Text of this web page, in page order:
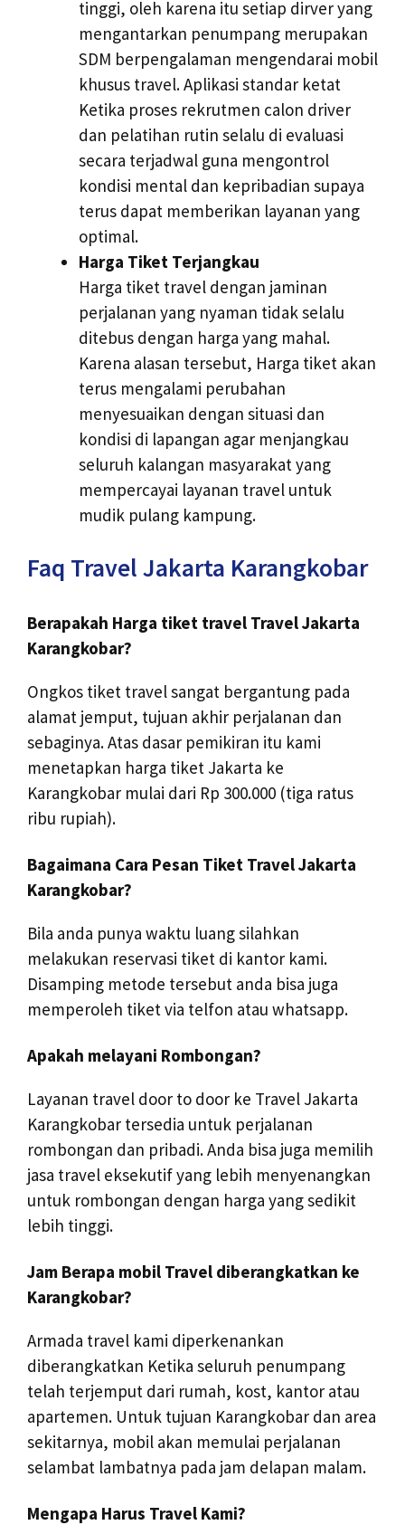
tinggi, oleh karena itu setiap dirver yang
mengantarkan penumpang merupakan
SDM berpengalaman mengendarai mobil
khusus travel. Aplikasi standar ketat
Ketika proses rekrutmen calon driver
dan pelatihan rutin selalu di evaluasi
secara terjadwal guna mengontrol
kondisi mental dan kepribadian supaya
terus dapat memberikan layanan yang
optimal.
Harga Tiket Terjangkau
Harga tiket travel dengan jaminan
perjalanan yang nyaman tidak selalu
ditebus dengan harga yang mahal.
Karena alasan tersebut, Harga tiket akan
terus mengalami perubahan
menyesuaikan dengan situasi dan
kondisi di lapangan agar menjangkau
seluruh kalangan masyarakat yang
mempercayai layanan travel untuk
mudik pulang kampung.
Faq Travel Jakarta Karangkobar
Berapakah Harga tiket travel Travel Jakarta
Karangkobar?
Ongkos tiket travel sangat bergantung pada
alamat jemput, tujuan akhir perjalanan dan
sebaginya. Atas dasar pemikiran itu kami
menetapkan harga tiket Jakarta ke
Karangkobar mulai dari Rp 300.000 (tiga ratus
ribu rupiah).
Bagaimana Cara Pesan Tiket Travel Jakarta
Karangkobar?
Bila anda punya waktu luang silahkan
melakukan reservasi tiket di kantor kami.
Disamping metode tersebut anda bisa juga
memperoleh tiket via telfon atau whatsapp.
Apakah melayani Rombongan?
Layanan travel door to door ke Travel Jakarta
Karangkobar tersedia untuk perjalanan
rombongan dan pribadi. Anda bisa juga memilih
jasa travel eksekutif yang lebih menyenangkan
untuk rombongan dengan harga yang sedikit
lebih tinggi.
Jam Berapa mobil Travel diberangkatkan ke
Karangkobar?
Armada travel kami diperkenankan
diberangkatkan Ketika seluruh penumpang
telah terjemput dari rumah, kost, kantor atau
apartemen. Untuk tujuan Karangkobar dan area
sekitarnya, mobil akan memulai perjalanan
selambat lambatnya pada jam delapan malam.
Mengapa Harus Travel Kami?